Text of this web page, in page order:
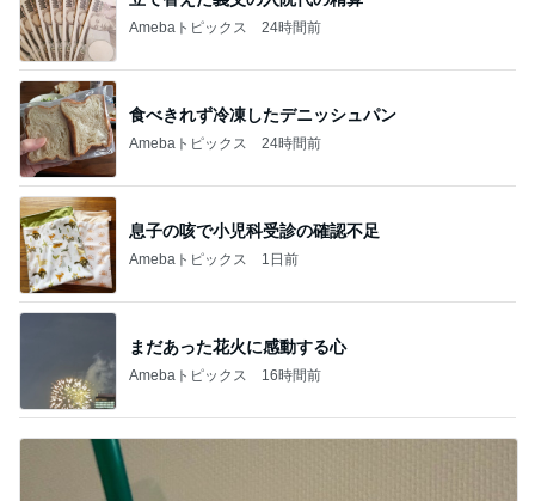
Amebaトピックス 24時間前
食べきれず冷凍したデニッシュパン
Amebaトピックス 24時間前
息子の咳で小児科受診の確認不足
Amebaトピックス 1日前
まだあった花火に感動する心
Amebaトピックス 16時間前